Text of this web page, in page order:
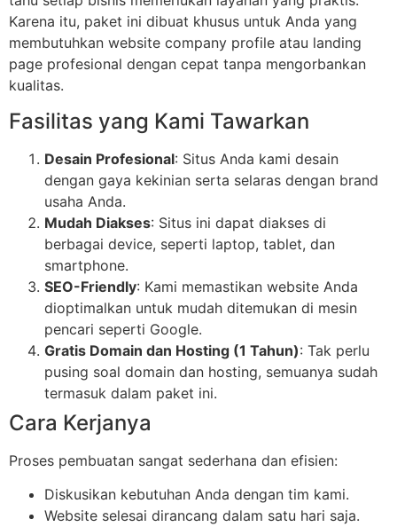
Karena itu, paket ini dibuat khusus untuk Anda yang
membutuhkan website company profile atau landing
page profesional dengan cepat tanpa mengorbankan
kualitas.
Fasilitas yang Kami Tawarkan
Desain Profesional: Situs Anda kami desain
dengan gaya kekinian serta selaras dengan brand
usaha Anda.
Mudah Diakses: Situs ini dapat diakses di
berbagai device, seperti laptop, tablet, dan
smartphone.
SEO-Friendly: Kami memastikan website Anda
dioptimalkan untuk mudah ditemukan di mesin
pencari seperti Google.
Gratis Domain dan Hosting (1 Tahun): Tak perlu
pusing soal domain dan hosting, semuanya sudah
termasuk dalam paket ini.
Cara Kerjanya
Proses pembuatan sangat sederhana dan efisien:
Diskusikan kebutuhan Anda dengan tim kami.
Website selesai dirancang dalam satu hari saja.